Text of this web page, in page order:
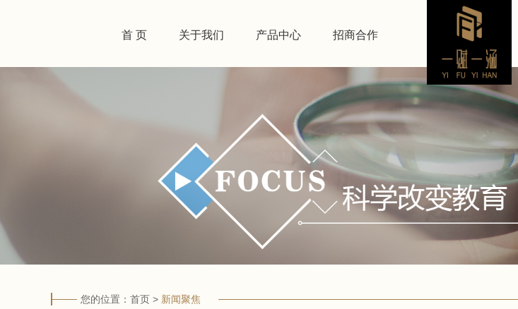
首 页 关于我们 产品中心 招商合作
您的位置： 首页 > 新闻聚焦